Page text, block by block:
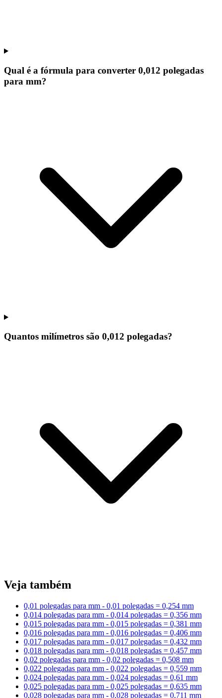
Qual é a fórmula para converter 0,012 polegadas
para mm?
Quantos milímetros são 0,012 polegadas?
Veja também
0,01 polegadas para mm - 0,01 polegadas = 0,254 mm
0,014 polegadas para mm - 0,014 polegadas = 0,356 mm
0,015 polegadas para mm - 0,015 polegadas = 0,381 mm
0,016 polegadas para mm - 0,016 polegadas = 0,406 mm
0,017 polegadas para mm - 0,017 polegadas = 0,432 mm
0,018 polegadas para mm - 0,018 polegadas = 0,457 mm
0,02 polegadas para mm - 0,02 polegadas = 0,508 mm
0,022 polegadas para mm - 0,022 polegadas = 0,559 mm
0,024 polegadas para mm - 0,024 polegadas = 0,61 mm
0,025 polegadas para mm - 0,025 polegadas = 0,635 mm
0,028 polegadas para mm - 0,028 polegadas = 0,711 mm